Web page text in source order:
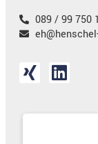
089 / 99 750